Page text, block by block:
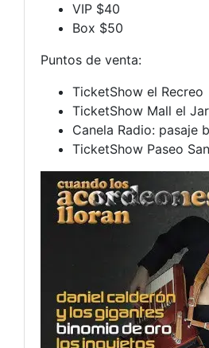
VIP $40
Box $50
Puntos de venta:
TicketShow el Recreo
TicketShow Mall el
Canela Radio: pasaje
TicketShow Paseo